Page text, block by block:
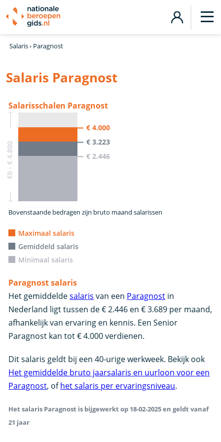
Salaris› Paragnost
Salaris Paragnost
Salarisschalen Paragnost
€0 - € 4.800
€ 4.000
€ 3.223
€ 2.446
Bovenstaande bedragen zijn bruto maand salarissen
Maximaal salaris
Gemiddeld salaris
Minimaal salaris
Paragnost salaris
Het gemiddeldesalaris van een Paragnost in
Nederland ligt tussen de € 2.446 en € 3.689 per maand,
afhankelijk van ervaring en kennis. Een Senior
Paragnost kan tot € 4.000 verdienen.
Dit salaris geldt bij een 40-urige werkweek. Bekijk ook
Het gemiddelde bruto jaarsalaris en uurloon voor een
Paragnost, ofhet salaris per ervaringsniveau.
Het salaris Paragnost is bijgewerkt op 18-02-2025 en geldt vanaf
21 jaar